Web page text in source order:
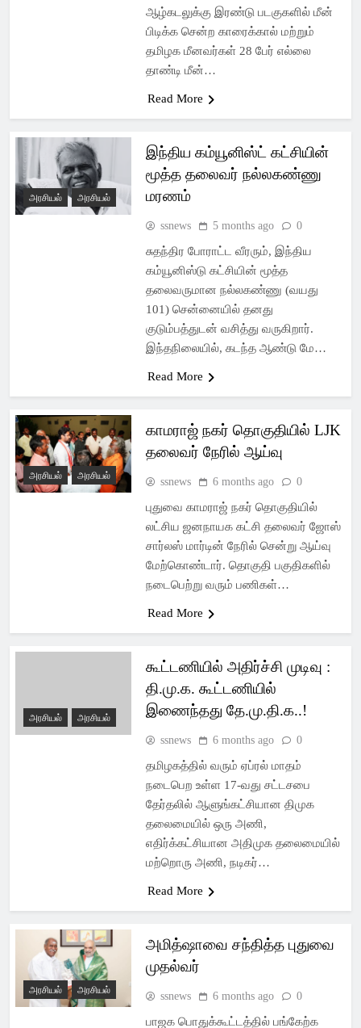
ஆழ்கடலுக்கு இரண்டு படகுகளில் மீன்
பிடிக்க சென்ற காரைக்கால் மற்றும்
தமிழக மீனவர்கள் 28 பேர் எல்லை
தாண்டி மீன்…
Read More
அரசியல் அரசியல்
இந்திய கம்யூனிஸ்ட் கட்சியின்
மூத்த தலைவர் நல்லகண்ணு
மரணம்
ssnews 5 months ago 0
சுதந்திர போராட்ட வீரரும், இந்திய
கம்யூனிஸ்டு கட்சியின் மூத்த
தலைவருமான நல்லகண்ணு (வயது
101) சென்னையில் தனது
குடும்பத்துடன் வசித்து வருகிறார்.
இந்தநிலையில், கடந்த ஆண்டு மே…
Read More
அரசியல் அரசியல்
காமராஜ் நகர் தொகுதியில் LJK
தலைவர் நேரில் ஆய்வு
ssnews 6 months ago 0
புதுவை காமராஜ் நகர் தொகுதியில்
லட்சிய ஜனநாயக கட்சி தலைவர் ஜோஸ்
சார்லஸ் மார்டின் நேரில் சென்று ஆய்வு
மேற்கொண்டார். தொகுதி பகுதிகளில்
நடைபெற்று வரும் பணிகள்…
Read More
அரசியல் அரசியல்
கூட்டணியில் அதிர்ச்சி முடிவு :
தி.மு.க. கூட்டணியில்
இணைந்தது தே.மு.தி.க..!
ssnews 6 months ago 0
தமிழகத்தில் வரும் ஏப்ரல் மாதம்
நடைபெற உள்ள 17-வது சட்டசபை
தேர்தலில் ஆளுங்கட்சியான திமுக
தலைமையில் ஒரு அணி,
எதிர்க்கட்சியான அதிமுக தலைமையில்
மற்றொரு அணி, நடிகர்…
Read More
அரசியல் அரசியல்
அமித்ஷாவை சந்தித்த புதுவை
முதல்வர்
ssnews 6 months ago 0
பாஜக பொதுக்கூட்டத்தில் பங்கேற்க